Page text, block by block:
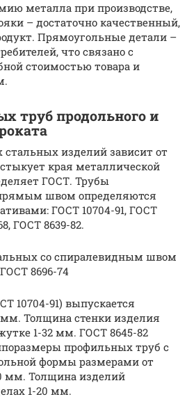
металла при производстве,
– достаточно качественный,
Прямоугольные детали –
что связано с
стоимостью товара и
труб продольного и
изделий зависит от
края металлической
ГОСТ. Трубы
швом определяются
ГОСТ 10704-91, ГОСТ
ГОСТ 8639-82.
со спиралевидным швом
8696-74
10704-91) выпускается
Толщина стенки изделия
1-32 мм. ГОСТ 8645-82
профильных труб с
формы размерами от
мм. Толщина изделий
1-20 мм.